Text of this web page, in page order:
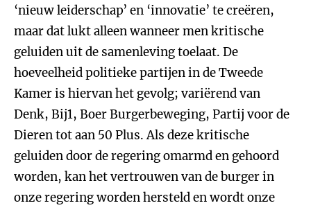
‘nieuw leiderschap’ en ‘innovatie’ te creëren,
maar dat lukt alleen wanneer men kritische
geluiden uit de samenleving toelaat. De
hoeveelheid politieke partijen in de Tweede
Kamer is hiervan het gevolg; variërend van
Denk, Bij1, Boer Burgerbeweging, Partij voor de
Dieren tot aan 50 Plus. Als deze kritische
geluiden door de regering omarmd en gehoord
worden, kan het vertrouwen van de burger in
onze regering worden hersteld en wordt onze